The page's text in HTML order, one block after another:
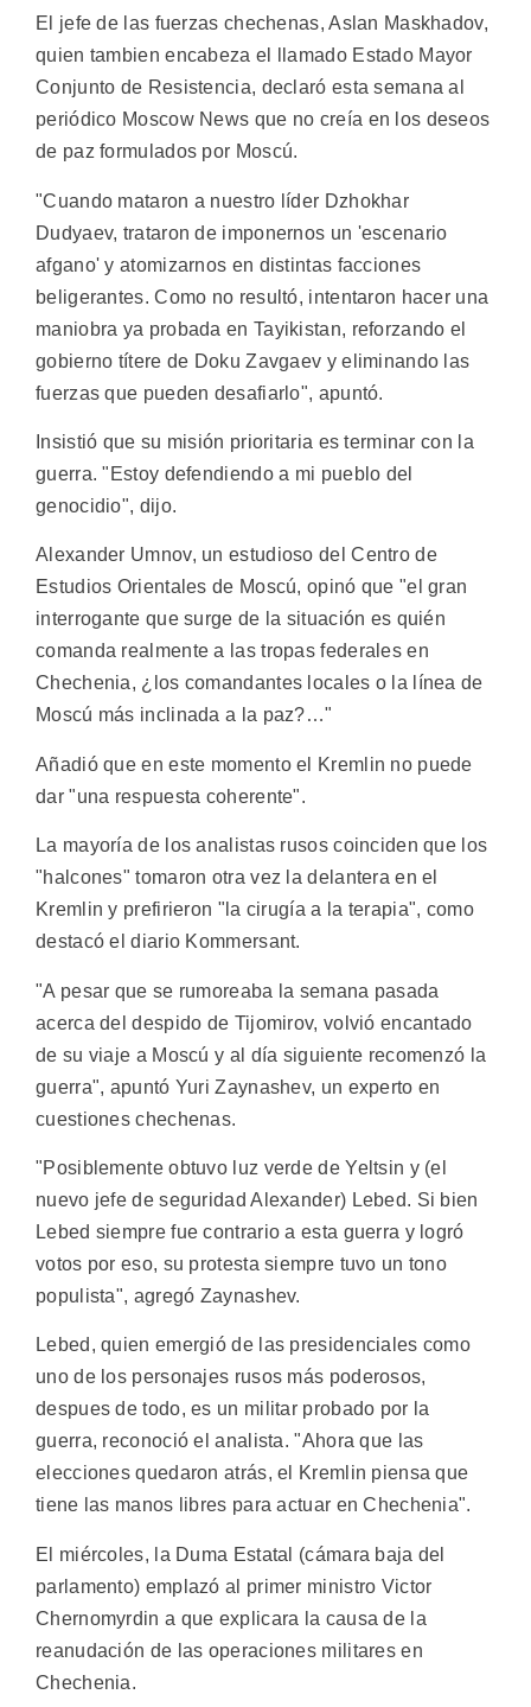
El jefe de las fuerzas chechenas, Aslan Maskhadov,
quien tambien encabeza el llamado Estado Mayor
Conjunto de Resistencia, declaró esta semana al
periódico Moscow News que no creía en los deseos
de paz formulados por Moscú.
"Cuando mataron a nuestro líder Dzhokhar
Dudyaev, trataron de imponernos un 'escenario
afgano' y atomizarnos en distintas facciones
beligerantes. Como no resultó, intentaron hacer una
maniobra ya probada en Tayikistan, reforzando el
gobierno títere de Doku Zavgaev y eliminando las
fuerzas que pueden desafiarlo", apuntó.
Insistió que su misión prioritaria es terminar con la
guerra. "Estoy defendiendo a mi pueblo del
genocidio", dijo.
Alexander Umnov, un estudioso del Centro de
Estudios Orientales de Moscú, opinó que "el gran
interrogante que surge de la situación es quién
comanda realmente a las tropas federales en
Chechenia, ¿los comandantes locales o la línea de
Moscú más inclinada a la paz?…"
Añadió que en este momento el Kremlin no puede
dar "una respuesta coherente".
La mayoría de los analistas rusos coinciden que los
"halcones" tomaron otra vez la delantera en el
Kremlin y prefirieron "la cirugía a la terapia", como
destacó el diario Kommersant.
"A pesar que se rumoreaba la semana pasada
acerca del despido de Tijomirov, volvió encantado
de su viaje a Moscú y al día siguiente recomenzó la
guerra", apuntó Yuri Zaynashev, un experto en
cuestiones chechenas.
"Posiblemente obtuvo luz verde de Yeltsin y (el
nuevo jefe de seguridad Alexander) Lebed. Si bien
Lebed siempre fue contrario a esta guerra y logró
votos por eso, su protesta siempre tuvo un tono
populista", agregó Zaynashev.
Lebed, quien emergió de las presidenciales como
uno de los personajes rusos más poderosos,
despues de todo, es un militar probado por la
guerra, reconoció el analista. "Ahora que las
elecciones quedaron atrás, el Kremlin piensa que
tiene las manos libres para actuar en Chechenia".
El miércoles, la Duma Estatal (cámara baja del
parlamento) emplazó al primer ministro Victor
Chernomyrdin a que explicara la causa de la
reanudación de las operaciones militares en
Chechenia.